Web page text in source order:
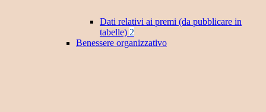
Dati relativi ai premi (da pubblicare in
tabelle) 2
Benessere organizzativo